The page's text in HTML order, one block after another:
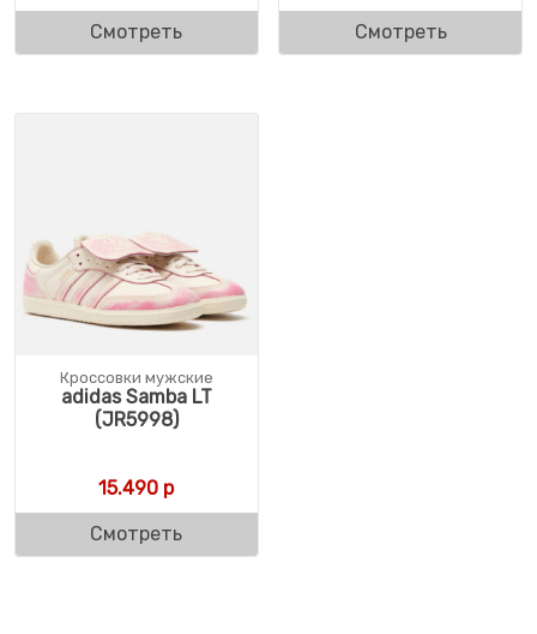
Смотреть
Смотреть
Кроссовки мужские
adidas Samba LT
(JR5998)
15.490 р
Смотреть